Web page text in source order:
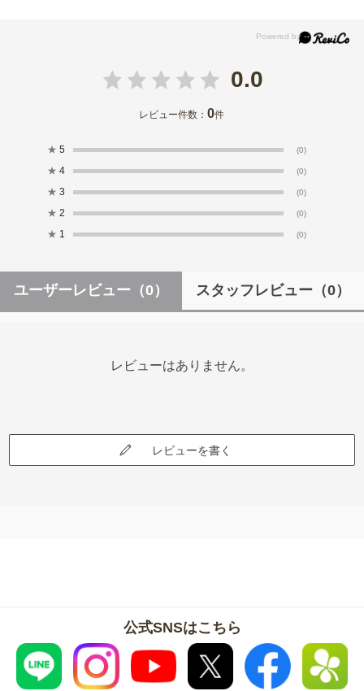
0.0
レビュー件数：0件
★ 5 (0)
★ 4 (0)
★ 3 (0)
★ 2 (0)
★ 1 (0)
ユーザーレビュー （0） スタッフレビュー （0）
レビューはありません。
レビューを書く
公式SNSはこちら